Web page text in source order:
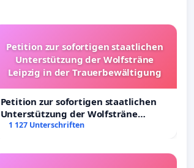
Petition zur sofortigen staatlichen
Unterstützung der Wolfsträne
Leipzig in der Trauerbewältigung
Petition zur sofortigen staatlichen
Unterstützung der Wolfsträne
Leipzig in der Trauerbewältigung
1 127 Unterschriften